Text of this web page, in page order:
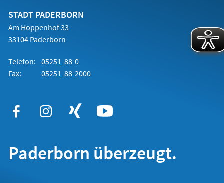
STADT PADERBORN
Am Hoppenhof 33
33104 Paderborn
Telefon: 05251 88-0
Fax:
05251 88-2000
Paderborn überzeugt.